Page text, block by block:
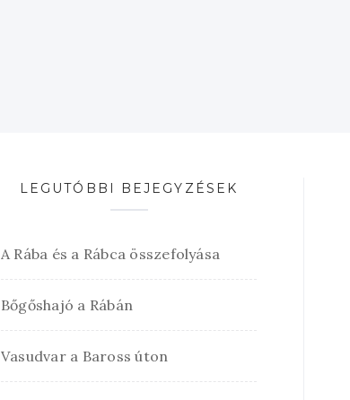
LEGUTÓBBI BEJEGYZÉSEK
A Rába és a Rábca összefolyása
Bőgőshajó a Rábán
Vasudvar a Baross úton